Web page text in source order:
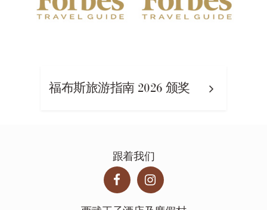
福布斯旅游指南 2026 颁奖
跟着我们